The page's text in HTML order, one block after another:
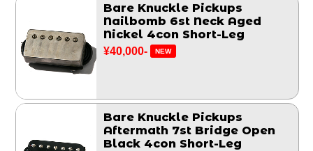
Bare Knuckle Pickups
Nailbomb 6st Neck Aged
Nickel 4con Short-Leg
¥40,000- NEW
Bare Knuckle Pickups
Aftermath 7st Bridge Open
Black 4con Short-Leg